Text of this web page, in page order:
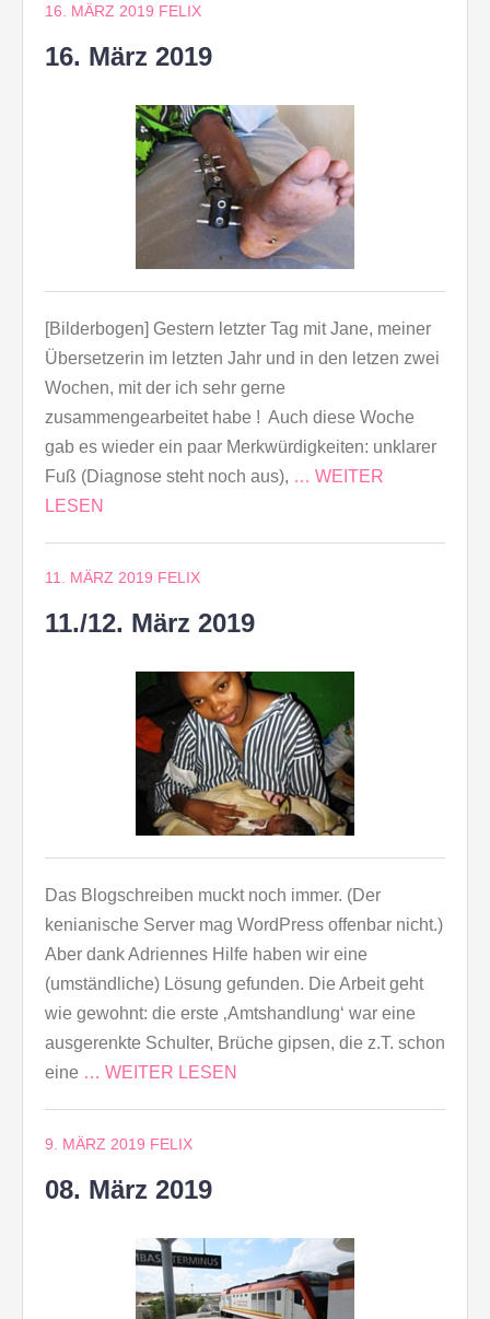
16. MÄRZ 2019 FELIX
16. März 2019
[Bilderbogen] Gestern letzter Tag mit Jane, meiner
Übersetzerin im letzten Jahr und in den letzen zwei
Wochen, mit der ich sehr gerne
zusammengearbeitet habe ! Auch diese Woche
gab es wieder ein paar Merkwürdigkeiten: unklarer
Fuß (Diagnose steht noch aus), … WEITER
LESEN
11. MÄRZ 2019 FELIX
11./12. März 2019
Das Blogschreiben muckt noch immer. (Der
kenianische Server mag WordPress offenbar nicht.)
Aber dank Adriennes Hilfe haben wir eine
(umständliche) Lösung gefunden. Die Arbeit geht
wie gewohnt: die erste ‚Amtshandlung‘ war eine
ausgerenkte Schulter, Brüche gipsen, die z.T. schon
eine … WEITER LESEN
9. MÄRZ 2019 FELIX
08. März 2019